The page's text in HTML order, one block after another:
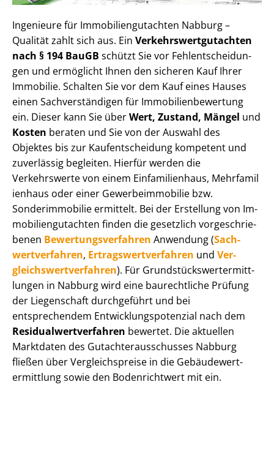
Ingenieure für Im­mo­bi­li­en­gut­ach­ten Nabburg –
Qualität zahlt sich aus. Ein Ver­kehrs­wert­gut­ach­ten
nach § 194 BauGB schützt Sie vor Fehl­ent­schei­dun­
gen und ermöglicht Ihnen den sicheren Kauf Ihrer
Immobilie. Schalten Sie vor dem Kauf eines Hauses
einen Sach­ver­stän­di­gen für Im­mo­bi­li­en­be­wer­tung
ein. Dieser kann Sie überWert, Zustand, Mängel und
Kosten beraten und Sie von der Auswahl des
Objektes bis zur Kauf­ent­schei­dung kompetent und
zuverlässig begleiten. Hierfür werden die
Verkehrswerte von einem Einfamilienhaus, Mehr­fa­mi­l
i­en­haus oder einer Ge­wer­be­im­mo­bi­lie bzw.
Sonderimmobilie ermittelt. Bei der Erstellung von Im­
mo­bi­li­en­gut­ach­ten finden die gesetzlich vor­ge­schrie­
be­nen Be­wer­tungs­ver­fah­ren Anwendung (Sach­
wert­ver­fah­ren, Er­trags­wert­ver­fah­ren und Ver­
gleichs­wert­ver­fah­ren). Für Grund­stücks­wert­ermitt­
lun­gen in Nabburg wird eine baurechtliche Prüfung
der Liegenschaft durchgeführt und bei
entsprechendem Ent­wick­lungs­po­ten­zi­al nach dem
Re­si­du­al­wert­ver­fah­ren bewertet. Die aktuellen
Marktdaten des Gut­ach­ter­aus­schus­ses Nabburg
fließen über Ver­gleichs­prei­se in die Ge­bäu­de­wert­
ermitt­lung sowie den Bodenrichtwert mit ein.